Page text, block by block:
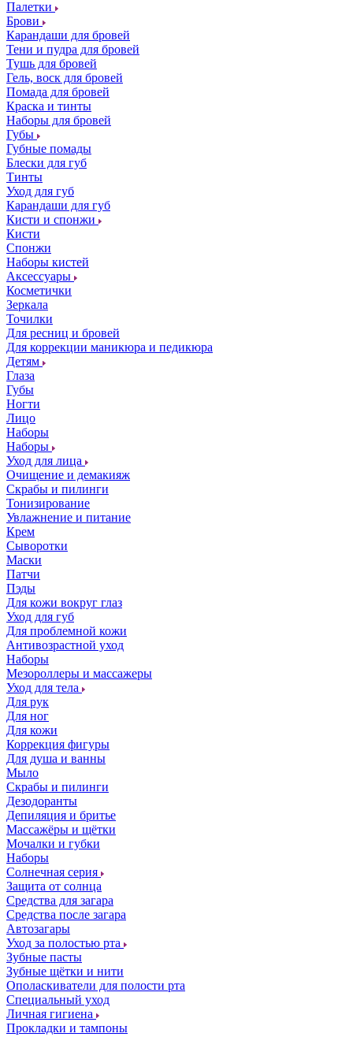
Палетки
Брови
Карандаши для бровей
Тени и пудра для бровей
Тушь для бровей
Гель, воск для бровей
Помада для бровей
Краска и тинты
Наборы для бровей
Губы
Губные помады
Блески для губ
Тинты
Уход для губ
Карандаши для губ
Кисти и спонжи
Кисти
Спонжи
Наборы кистей
Аксессуары
Косметички
Зеркала
Точилки
Для ресниц и бровей
Для коррекции маникюра и педикюра
Детям
Глаза
Губы
Ногти
Лицо
Наборы
Наборы
Уход для лица
Очищение и демакияж
Скрабы и пилинги
Тонизирование
Увлажнение и питание
Крем
Сыворотки
Маски
Патчи
Пэды
Для кожи вокруг глаз
Уход для губ
Для проблемной кожи
Антивозрастной уход
Наборы
Мезороллеры и массажеры
Уход для тела
Для рук
Для ног
Для кожи
Коррекция фигуры
Для душа и ванны
Мыло
Скрабы и пилинги
Дезодоранты
Депиляция и бритье
Массажёры и щётки
Мочалки и губки
Наборы
Солнечная серия
Защита от солнца
Средства для загара
Средства после загара
Автозагары
Уход за полостью рта
Зубные пасты
Зубные щётки и нити
Ополаскиватели для полости рта
Специальный уход
Личная гигиена
Прокладки и тампоны